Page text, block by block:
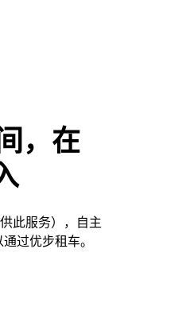
，在
此服务），自主
过优步租车。